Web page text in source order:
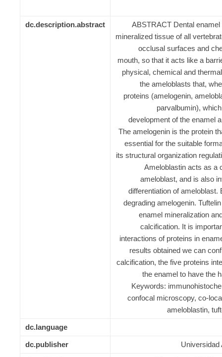
dc.description.abstract
ABSTRACT Dental
mineralized tissue of all
occlusal surfaces and
mouth, so that it acts like a
physical, chemical and
the ameloblasts that,
proteins (amelogenin,
parvalbumin),
development of the enamel
The amelogenin is the protein
essential for the suitable
its structural organization
Ameloblastin acts as a
ameloblast, and is also
differentiation of
degrading amelogenin.
enamel mineralization
calcification. It is
interactions of proteins in
results obtained we can
calcification, the five proteins
the enamel to have the
Keywords:
confocal microscopy, co-
ameloblastin,
dc.language
dc.publisher Universidad